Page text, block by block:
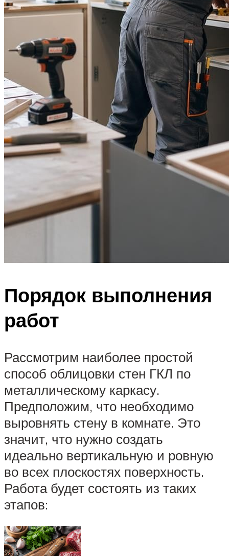
Порядок выполнения
работ
Рассмотрим наиболее простой
способ облицовки стен ГКЛ по
металлическому каркасу.
Предположим, что необходимо
выровнять стену в комнате. Это
значит, что нужно создать
идеально вертикальную и ровную
во всех плоскостях поверхность.
Работа будет состоять из таких
этапов: